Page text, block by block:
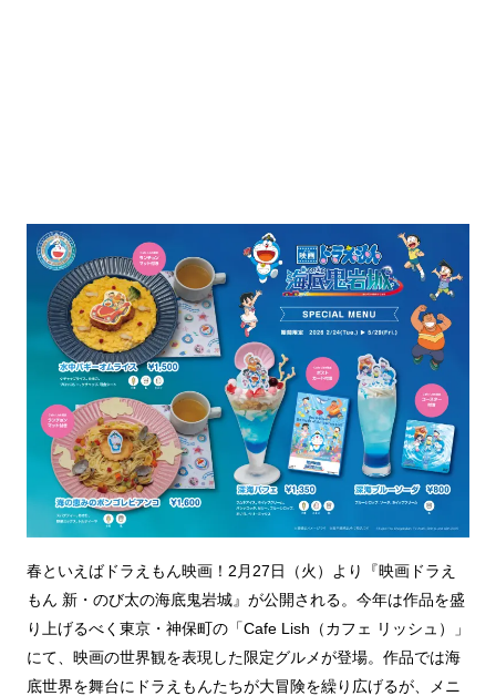
春といえばドラえもん映画！2月27日（火）より『映画ドラえ
もん 新・のび太の海底鬼岩城』が公開される。今年は作品を盛
り上げるべく東京・神保町の「Cafe Lish（カフェ リッシュ）」
にて、映画の世界観を表現した限定グルメが登場。作品では海
底世界を舞台にドラえもんたちが大冒険を繰り広げるが、メニ